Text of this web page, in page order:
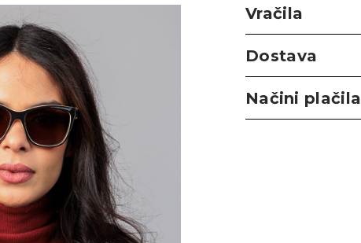
Vračila
Dostava
Načini plačila